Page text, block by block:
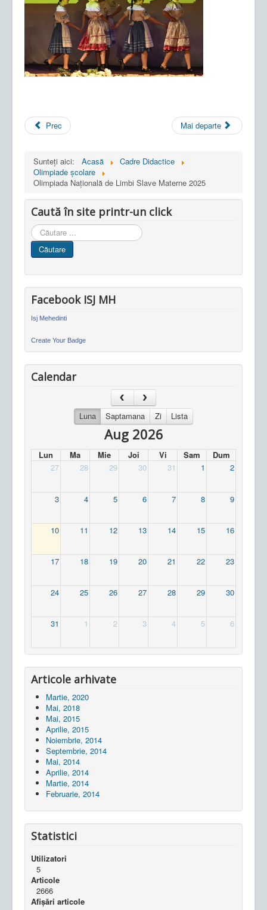
Prec Mai departe
Sunteți aici: Acasă
Cadre Didactice
Olimpiade școlare
Olimpiada Națională de Limbi Slave Materne 2025
Caută în site printr-un click
Cauta
in
site
Căutare
Facebook ISJ MH
Isj Mehedinti
Create Your Badge
Calendar
Luna Saptamana Zi Lista
Aug 2026
Lun Ma Mie Joi Vi Sam
Dum
27
28 29 30 31 1 2
3 4 5 6 7 8 9
10 11 12 13 14 15 16
17 18 19 20 21 22 23
24 25 26 27 28 29 30
31 1 2 3 4 5 6
Articole arhivate
Martie, 2020
Mai, 2018
Mai, 2015
Aprilie, 2015
Noiembrie, 2014
Septembrie, 2014
Mai, 2014
Aprilie, 2014
Martie, 2014
Februarie, 2014
Statistici
Utilizatori
5
Articole
2666
Afișări articole